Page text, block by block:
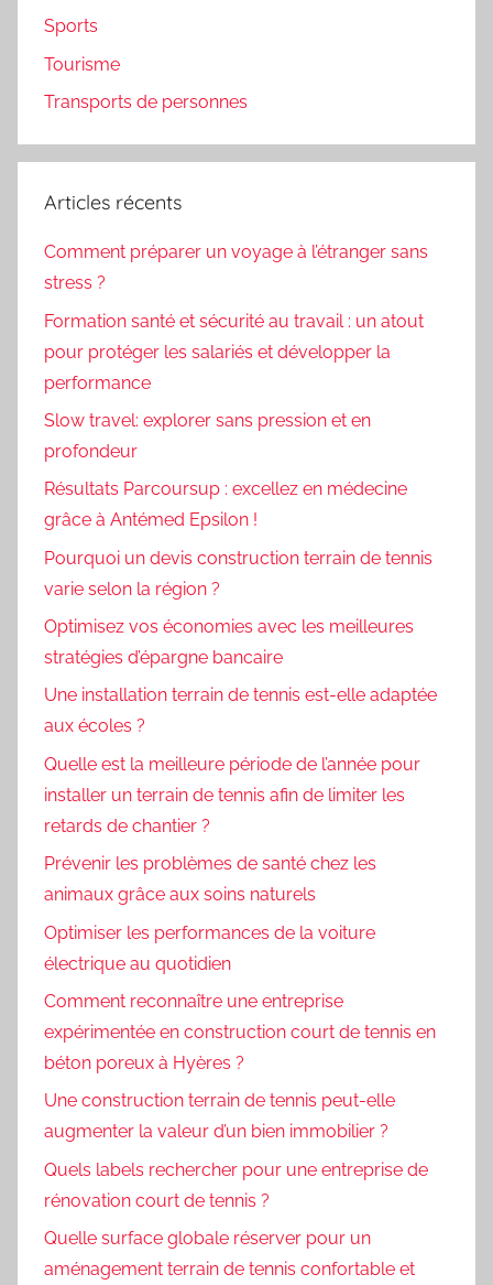
Sports
Tourisme
Transports de personnes
Articles récents
Comment préparer un voyage à l’étranger sans
stress ?
Formation santé et sécurité au travail : un atout
pour protéger les salariés et développer la
performance
Slow travel: explorer sans pression et en
profondeur
Résultats Parcoursup : excellez en médecine
grâce à Antémed Epsilon !
Pourquoi un devis construction terrain de tennis
varie selon la région ?
Optimisez vos économies avec les meilleures
stratégies d’épargne bancaire
Une installation terrain de tennis est-elle adaptée
aux écoles ?
Quelle est la meilleure période de l’année pour
installer un terrain de tennis afin de limiter les
retards de chantier ?
Prévenir les problèmes de santé chez les
animaux grâce aux soins naturels
Optimiser les performances de la voiture
électrique au quotidien
Comment reconnaître une entreprise
expérimentée en construction court de tennis en
béton poreux à Hyères ?
Une construction terrain de tennis peut-elle
augmenter la valeur d’un bien immobilier ?
Quels labels rechercher pour une entreprise de
rénovation court de tennis ?
Quelle surface globale réserver pour un
aménagement terrain de tennis confortable et